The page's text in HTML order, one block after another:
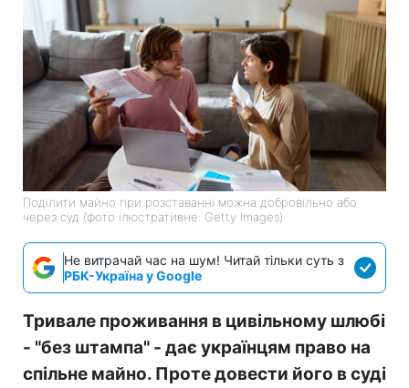
Поділити майно при розставанні можна добровільно або
через суд (фото ілюстративне: Getty Images)
Не витрачай час на шум! Читай тільки суть з
РБК-Україна у Google
Тривале проживання в цивільному шлюбі
- "без штампа" - дає українцям право на
спільне майно. Проте довести його в суді